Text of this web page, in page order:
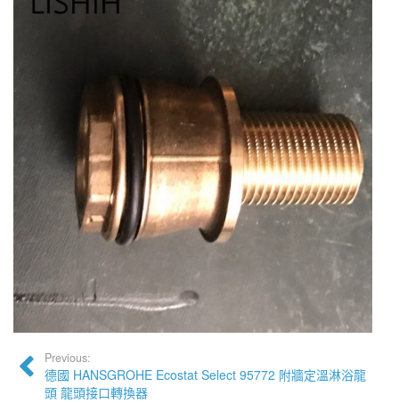
Previous:
德國 HANSGROHE Ecostat Select 95772 附牆定溫淋浴龍
頭 龍頭接口轉換器